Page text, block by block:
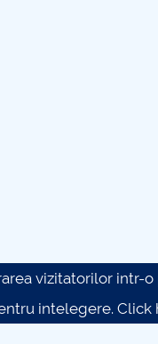
vizitatorilor
intelegere.Click